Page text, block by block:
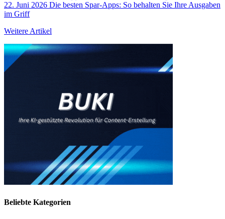
22. Juni 2026 Die besten Spar-Apps: So behalten Sie Ihre Ausgaben
im Griff
Weitere Artikel
Beliebte Kategorien